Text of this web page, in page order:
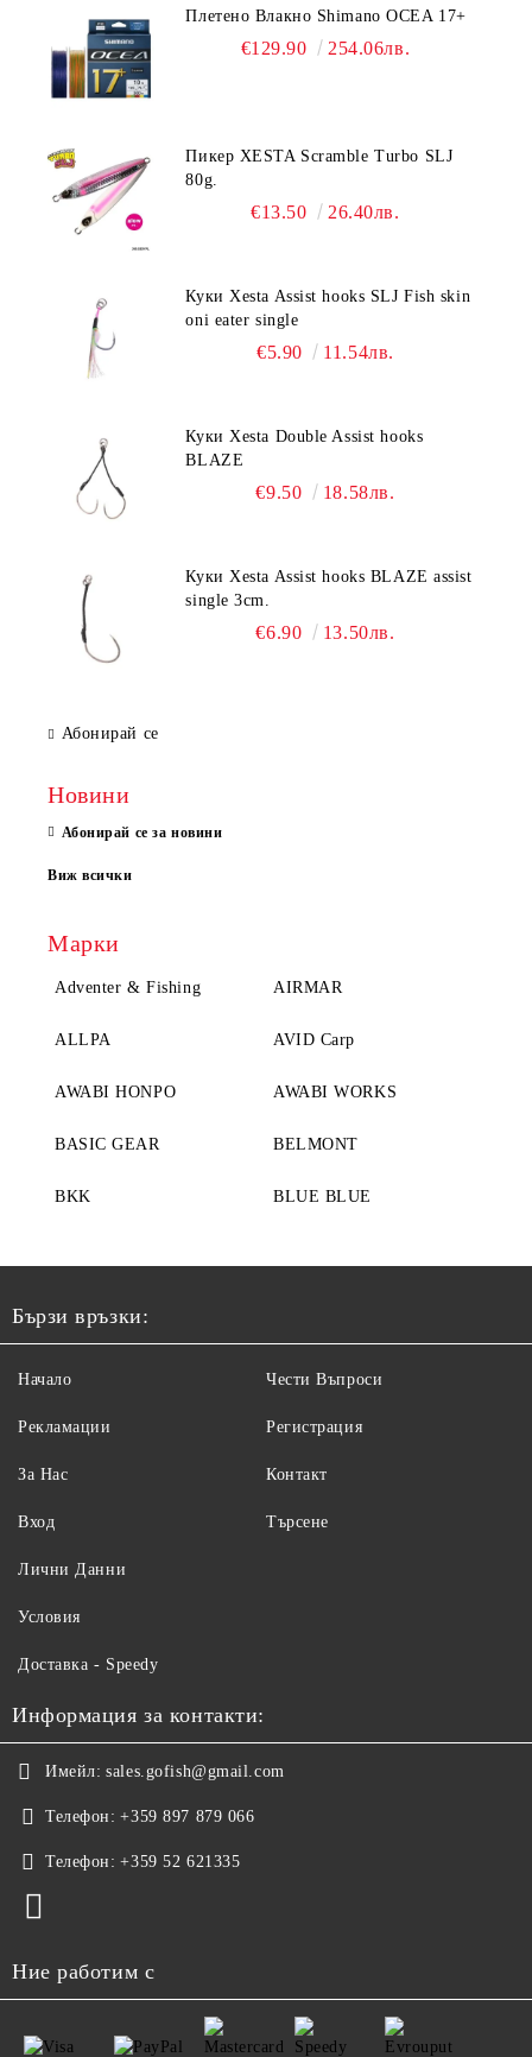
Плетено Влакно Shimano OCEA 17+
€129.90 254.06лв.
Пикер XESTA Scramble Turbo SLJ
80g.
€13.50 26.40лв.
Куки Xesta Assist hooks SLJ Fish skin
oni eater single
€5.90 11.54лв.
Куки Xesta Double Assist hooks
BLAZE
€9.50 18.58лв.
Куки Xesta Assist hooks BLAZE assist
single 3cm.
€6.90 13.50лв.
Абонирай се
Новини
Абонирай се за новини
Виж всички
Марки
Adventer & Fishing AIRMAR
ALLPA AVID Carp
AWABI HONPO AWABI WORKS
BASIC GEAR BELMONT
BKK BLUE BLUE
Бързи връзки:
Начало
Рекламации
За Нас
Вход
Чести Въпроси
Регистрация
Контакт
Търсене
Лични Данни
Условия
Доставка - Speedy
Информация за контакти:
Имейл: sales.gofish@gmail.com
Телефон: +359 897 879 066
Телефон: +359 52 621335
Ние работим с